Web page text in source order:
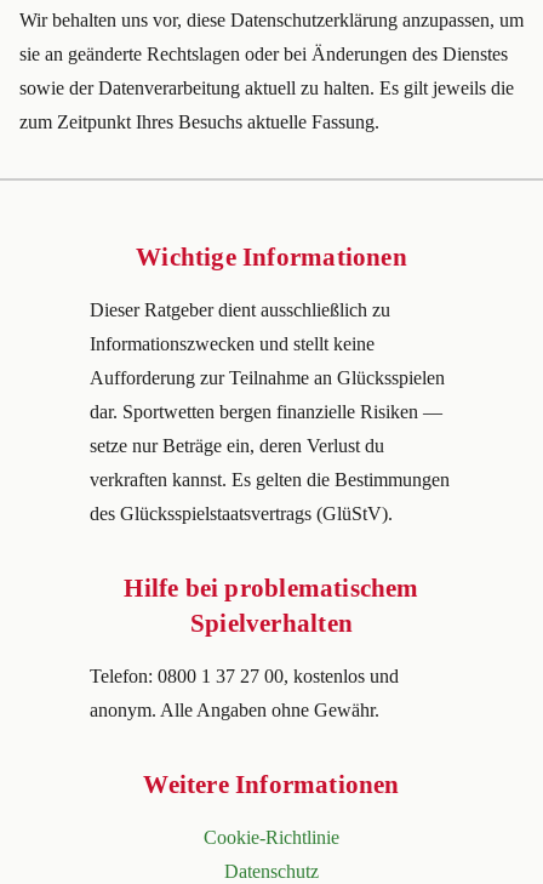
Wir behalten uns vor, diese Datenschutzerklärung anzupassen, um
sie an geänderte Rechtslagen oder bei Änderungen des Dienstes
sowie der Datenverarbeitung aktuell zu halten. Es gilt jeweils die
zum Zeitpunkt Ihres Besuchs aktuelle Fassung.
Wichtige Informationen
Dieser Ratgeber dient ausschließlich zu
Informationszwecken und stellt keine
Aufforderung zur Teilnahme an Glücksspielen
dar. Sportwetten bergen finanzielle Risiken —
setze nur Beträge ein, deren Verlust du
verkraften kannst. Es gelten die Bestimmungen
des Glücksspielstaatsvertrags (GlüStV).
Hilfe bei problematischem
Spielverhalten
Telefon: 0800 1 37 27 00, kostenlos und
anonym. Alle Angaben ohne Gewähr.
Weitere Informationen
Cookie-Richtlinie
Datenschutz